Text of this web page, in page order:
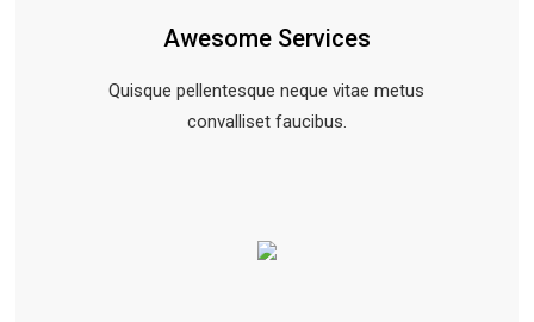
Awesome Services
Quisque pellentesque neque vitae metus
convalliset faucibus.